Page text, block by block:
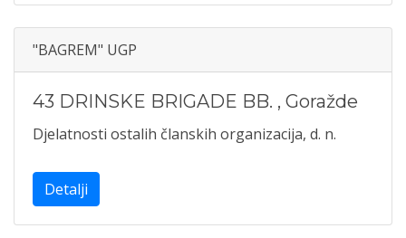
"BAGREM" UGP
43 DRINSKE BRIGADE BB. , Goražde
Djelatnosti ostalih članskih organizacija, d. n.
Detalji